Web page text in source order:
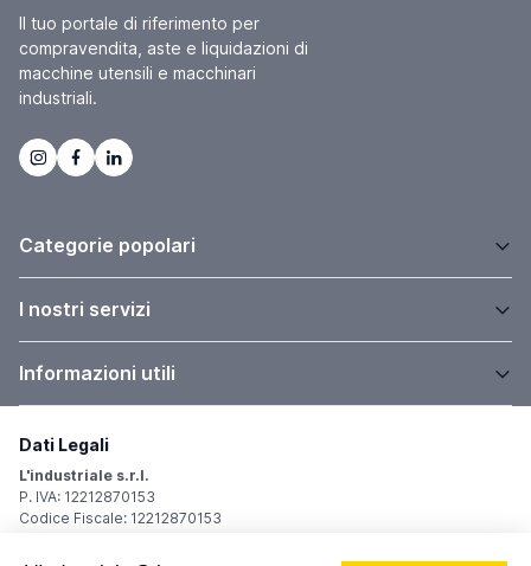
Il tuo portale di riferimento per
compravendita, aste e liquidazioni di
macchine utensili e macchinari
industriali.
Categorie popolari
I nostri servizi
Informazioni utili
Dati Legali
L'industriale s.r.l.
P. IVA: 12212870153
Codice Fiscale: 12212870153